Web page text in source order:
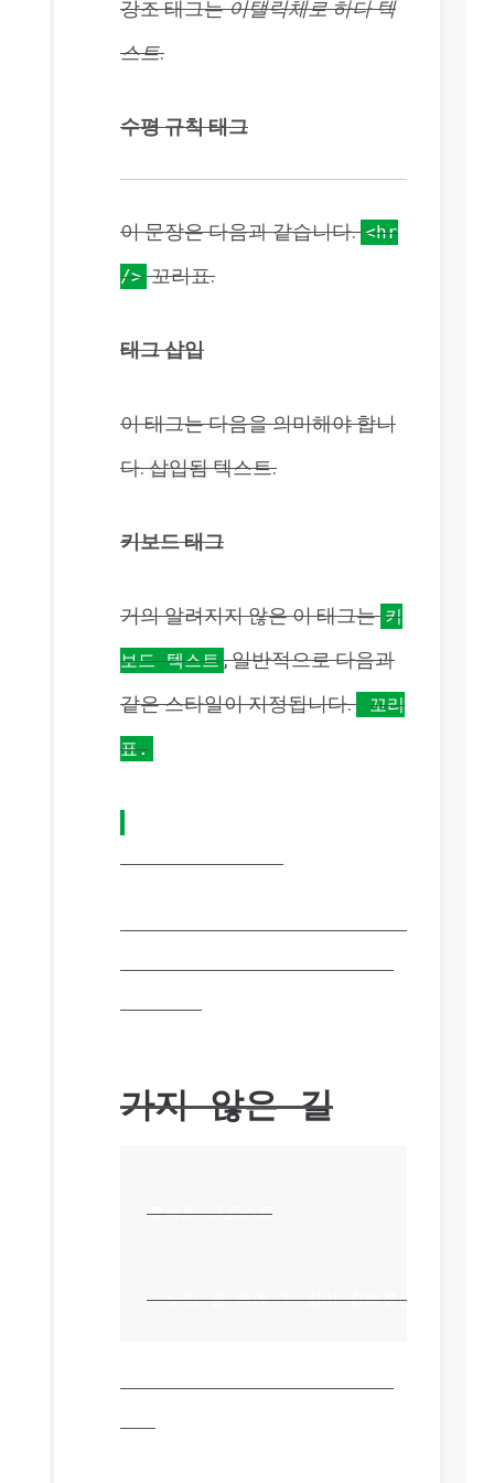
강조 태그는이탤릭체로 하다텍
스트.
수평 규칙 태그
이 문장은 다음과 같습니다. <hr
/> 꼬리표.
태그 삽입
이 태그는 다음을 의미해야 합니
다.삽입됨텍스트.
키보드 태그
거의 알려지지 않은 이 태그는 키
보드 텍스트 , 일반적으로 다음과
같은 스타일이 지정됩니다.
꼬리
표.
미리 형식화된 태그
이 태그는 시나 ASCII 아트와 같
이 입력된 공백을 유지하기 위한
것입니다.
가지 않은 길
로버트 프로스트
노란 숲 속에 두 길이 갈라졌는데, 둘
견적 태그짧은 인라인 인용문의
경우